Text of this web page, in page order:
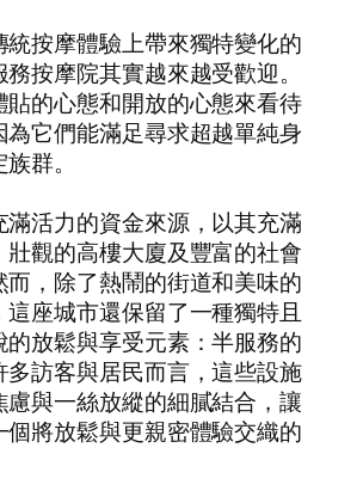
統按摩體驗上帶來獨特變化的
按摩院其實越來越受歡迎。
貼的心態和開放的心態來看待
為它們能滿足尋求超越單純身
群。
滿活力的資金來源，以其充滿
壯觀的高樓大廈及豐富的社會
而，除了熱鬧的街道和美味的
座城市還保留了一種獨特且
的放鬆與享受元素：半服務的
多訪客與居民而言，這些設施
慮與一絲放縱的細膩結合，讓
個將放鬆與更親密體驗交織的